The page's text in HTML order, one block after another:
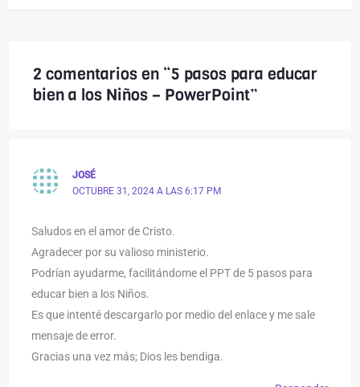
2 comentarios en “5 pasos para educar
bien a los Niños – PowerPoint”
JOSÉ
OCTUBRE 31, 2024 A LAS 6:17 PM
Saludos en el amor de Cristo.
Agradecer por su valioso ministerio.
Podrían ayudarme, facilitándome el PPT de 5 pasos para
educar bien a los Niños.
Es que intenté descargarlo por medio del enlace y me sale
mensaje de error.
Gracias una vez más; Dios les bendiga.